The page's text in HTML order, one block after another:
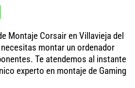
ha
ts
A
pp
Montaje Corsair en Villavieja del
montar un ordenador
Te atendemos al instante
experto en montaje de Gaming